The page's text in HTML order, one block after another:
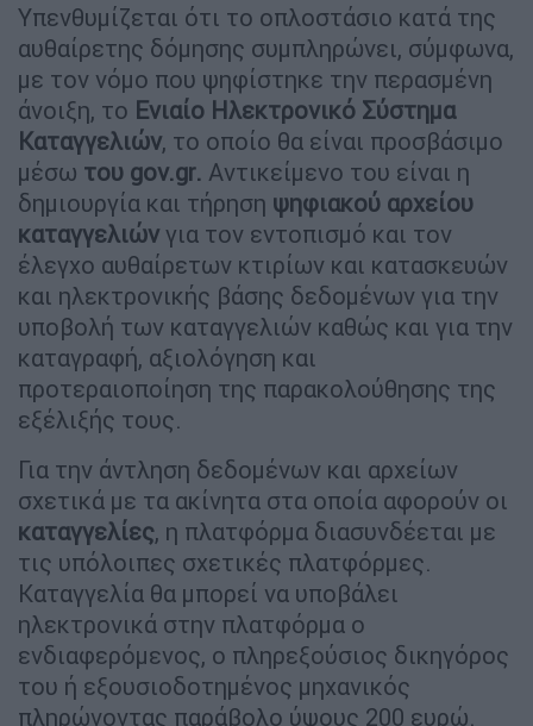
Υπενθυμίζεται ότι το οπλοστάσιο κατά της
αυθαίρετης δόμησης συμπληρώνει, σύμφωνα,
με τον νόμο που ψηφίστηκε την περασμένη
άνοιξη, το Ενιαίο Ηλεκτρονικό Σύστημα
Καταγγελιών, το οποίο θα είναι προσβάσιμο
μέσω του gov.gr. Αντικείμενο του είναι η
δημιουργία και τήρηση ψηφιακού αρχείου
καταγγελιών για τον εντοπισμό και τον
έλεγχο αυθαίρετων κτιρίων και κατασκευών
και ηλεκτρονικής βάσης δεδομένων για την
υποβολή των καταγγελιών καθώς και για την
καταγραφή, αξιολόγηση και
προτεραιοποίηση της παρακολούθησης της
εξέλιξής τους.
Για την άντληση δεδομένων και αρχείων
σχετικά με τα ακίνητα στα οποία αφορούν οι
καταγγελίες, η πλατφόρμα διασυνδέεται με
τις υπόλοιπες σχετικές πλατφόρμες.
Καταγγελία θα μπορεί να υποβάλει
ηλεκτρονικά στην πλατφόρμα ο
ενδιαφερόμενος, ο πληρεξούσιος δικηγόρος
του ή εξουσιοδοτημένος μηχανικός
πληρώνοντας παράβολο ύψους 200 ευρώ.